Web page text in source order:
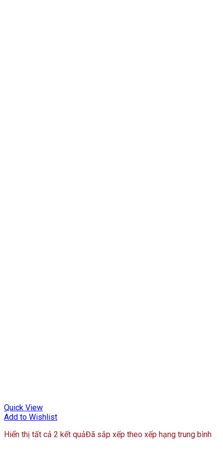
Quick View
Add to Wishlist
Hiển thị tất cả 2 kết quảĐã sắp xếp theo xếp hạng trung bình